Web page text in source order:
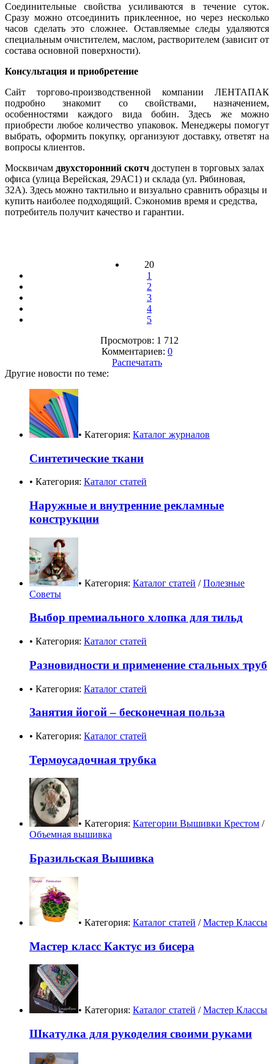
Соединительные свойства усиливаются в течение суток.
Сразу можно отсоединить приклеенное, но через несколько
часов сделать это сложнее. Оставляемые следы удаляются
специальным очистителем, маслом, растворителем (зависит от
состава основной поверхности).
Консультация и приобретение
Сайт торгово-производственной компании ЛЕНТАПАК
подробно знакомит со свойствами, назначением,
особенностями каждого вида бобин. Здесь же можно
приобрести любое количество упаковок. Менеджеры помогут
выбрать, оформить покупку, организуют доставку, ответят на
вопросы клиентов.
Москвичам двухсторонний скотч доступен в торговых залах
офиса (улица Верейская, 29АС1) и склада (ул. Рябиновая,
32А). Здесь можно тактильно и визуально сравнить образцы и
купить наиболее подходящий. Сэкономив время и средства,
потребитель получит качество и гарантии.
20
1
2
3
4
5
Просмотров: 1 712
Комментариев: 0
Распечатать
Другие новости по теме:
• Категория: Каталог журналов
Синтетические ткани
• Категория: Каталог статей
Наружные и внутренние рекламные
конструкции
• Категория: Каталог статей /Полезные
Советы
Выбор премиального хлопка для тильд
• Категория: Каталог статей
Разновидности и применение стальных труб
• Категория: Каталог статей
Занятия йогой – бесконечная польза
• Категория: Каталог статей
Термоусадочная трубка
• Категория: Категории Вышивки Крестом /
Объемная вышивка
Бразильская Вышивка
• Категория: Каталог статей /Мастер Классы
Мастер класс Кактус из бисера
• Категория: Каталог статей /Мастер Классы
Шкатулка для рукоделия своими руками